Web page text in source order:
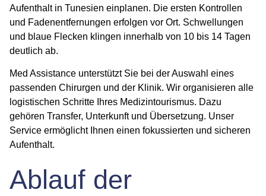
Aufenthalt in Tunesien einplanen. Die ersten Kontrollen
und Fadenentfernungen erfolgen vor Ort. Schwellungen
und blaue Flecken klingen innerhalb von 10 bis 14 Tagen
deutlich ab.
Med Assistance unterstützt Sie bei der Auswahl eines
passenden Chirurgen und der Klinik. Wir organisieren alle
logistischen Schritte Ihres Medizintourismus. Dazu
gehören Transfer, Unterkunft und Übersetzung. Unser
Service ermöglicht Ihnen einen fokussierten und sicheren
Aufenthalt.
Ablauf der